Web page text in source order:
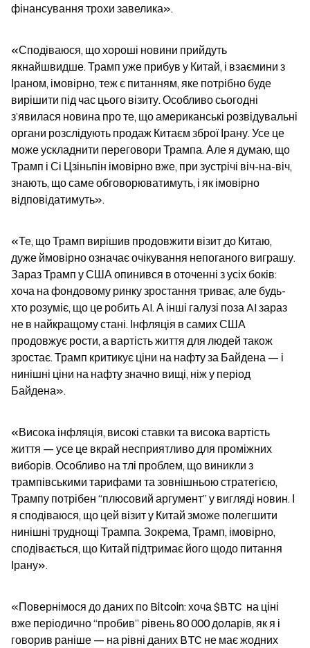
фінансування трохи завелика».
«Сподіваюся, що хороші новини прийдуть
якнайшвидше. Трамп уже прибув у Китай, і взаємини з
Іраном, імовірно, теж є питанням, яке потрібно буде
вирішити під час цього візиту. Особливо сьогодні
з’явилася новина про те, що американські розвідувальні
органи розслідують продаж Китаєм зброї Ірану. Усе це
може ускладнити переговори Трампа. Але я думаю, що
Трамп і Сі Цзіньпін імовірно вже, при зустрічі віч-на-віч,
знають, що саме обговорюватимуть, і як імовірно
відповідатимуть».
«Те, що Трамп вирішив продовжити візит до Китаю,
дуже ймовірно означає очікування непоганого виграшу.
Зараз Трамп у США опинився в оточенні з усіх боків:
хоча на фондовому ринку зростання триває, але будь-
хто розуміє, що це робить AI. А інші галузі поза AI зараз
не в найкращому стані. Інфляція в самих США
продовжує рости, а вартість життя для людей також
зростає. Трамп критикує ціни на нафту за Байдена — і
нинішні ціни на нафту значно вищі, ніж у період
Байдена».
«Висока інфляція, високі ставки та висока вартість
життя — усе це вкрай несприятливо для проміжних
виборів. Особливо на тлі проблем, що виникли з
трампівськими тарифами та зовнішньою стратегією,
Трампу потрібен “плюсовий аргумент” у вигляді новин. І
я сподіваюся, що цей візит у Китай зможе полегшити
нинішні труднощі Трампа. Зокрема, Трамп, імовірно,
сподівається, що Китай підтримає його щодо питання
Ірану».
«Повернімося до даних по Bitcoin: хоча $BTC  на ціні
вже періодично “пробив” рівень 80 000 доларів, як я і
говорив раніше — на рівні даних BTC не має жодних